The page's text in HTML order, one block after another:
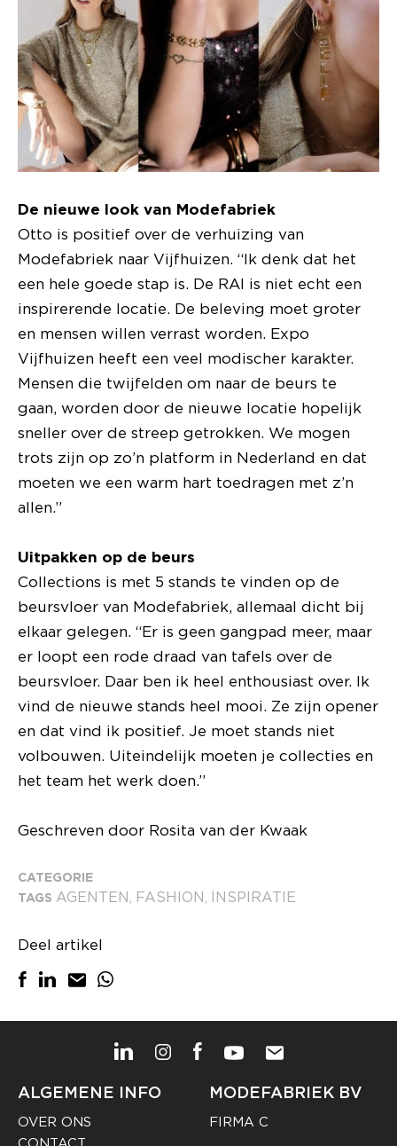
De nieuwe look van Modefabriek
Otto is positief over de verhuizing van
Modefabriek naar Vijfhuizen. “Ik denk dat het
een hele goede stap is. De RAI is niet echt een
inspirerende locatie. De beleving moet groter
en mensen willen verrast worden. Expo
Vijfhuizen heeft een veel modischer karakter.
Mensen die twijfelden om naar de beurs te
gaan, worden door de nieuwe locatie hopelijk
sneller over de streep getrokken. We mogen
trots zijn op zo’n platform in Nederland en dat
moeten we een warm hart toedragen met z’n
allen.”
Uitpakken op de beurs
Collections is met 5 stands te vinden op de
beursvloer van Modefabriek, allemaal dicht bij
elkaar gelegen. “Er is geen gangpad meer, maar
er loopt een rode draad van tafels over de
beursvloer. Daar ben ik heel enthousiast over. Ik
vind de nieuwe stands heel mooi. Ze zijn opener
en dat vind ik positief. Je moet stands niet
volbouwen. Uiteindelijk moeten je collecties en
het team het werk doen.”
Geschreven door Rosita van der Kwaak
CATEGORIE
TAGS AGENTEN FASHION INSPIRATIE
Deel artikel
ALGEMENE INFO
OVER ONS
MODEFABRIEK BV
FIRMA C